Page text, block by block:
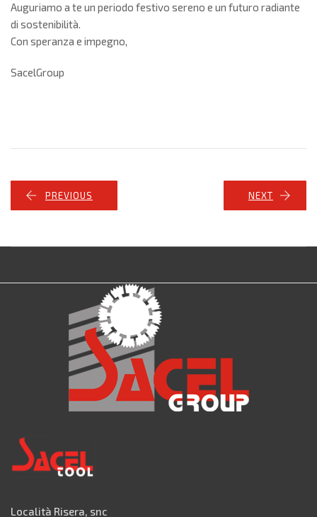
Auguriamo a te un periodo festivo sereno e un futuro radiante
di sostenibilità.
Con speranza e impegno,
SacelGroup
PREVIOUS NEXT
Località Risera, snc